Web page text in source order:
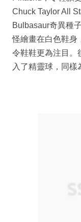
Chuck Taylor All
Bulbasaur奇異種
怪繪畫在白色鞋身
令鞋鞋更為注目。
入了精靈球，同樣